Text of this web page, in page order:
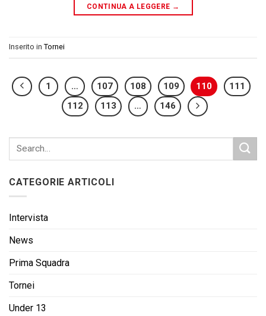
CONTINUA A LEGGERE →
Inserito in Tornei
1 … 107 108 109 110
111
112
113 … 146
CATEGORIE ARTICOLI
Intervista
News
Prima Squadra
Tornei
Under 13